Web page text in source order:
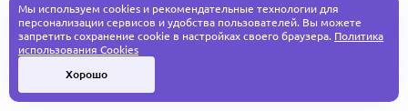
Мы используем cookies и рекомендательные технологии для
персонализации сервисов и удобства пользователей. Вы можете
запретить сохранение cookie в настройках своего браузера. Политика
использования Cookies
Хорошо